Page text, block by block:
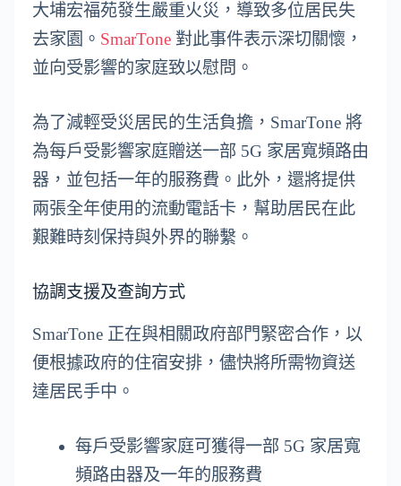
大埔宏福苑發生嚴重火災，導致多位居民失
去家園。 SmarTone 對此事件表示深切關懷，
並向受影響的家庭致以慰問。
為了減輕受災居民的生活負擔，SmarTone 將
為每戶受影響家庭贈送一部 5G 家居寬頻路由
器，並包括一年的服務費。此外，還將提供
兩張全年使用的流動電話卡，幫助居民在此
艱難時刻保持與外界的聯繫。
協調支援及查詢方式
SmarTone 正在與相關政府部門緊密合作，以
便根據政府的住宿安排，儘快將所需物資送
達居民手中。
每戶受影響家庭可獲得一部 5G 家居寬
頻路由器及一年的服務費